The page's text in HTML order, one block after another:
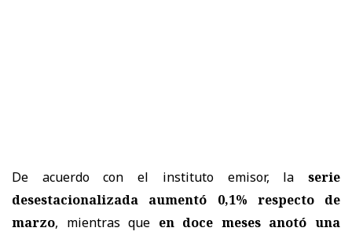
De acuerdo con el instituto emisor, la serie
desestacionalizada aumentó 0,1% respecto de
marzo, mientras que en doce meses anotó una